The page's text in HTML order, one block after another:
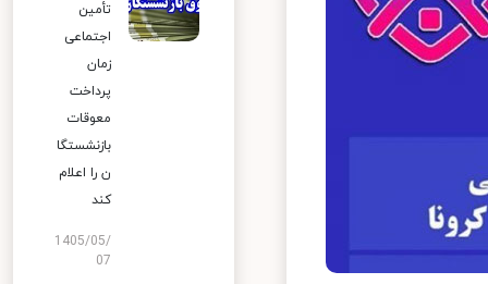
تأمین
اجتماعی
زمان
پرداخت
معوقات
بازنشستگا
ن را اعلام
کند
1405/05/
07